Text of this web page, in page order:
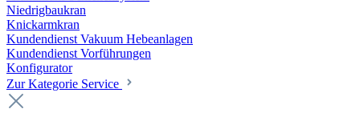
Niedrigbaukran
Knickarmkran
Kundendienst Vakuum Hebeanlagen
Kundendienst Vorführungen
Konfigurator
Zur Kategorie Service